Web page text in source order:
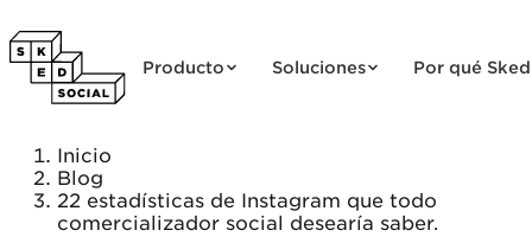
Producto Soluciones Por qué Sked
Inicio
Blog
22 estadísticas de Instagram que todo
comercializador social desearía saber.